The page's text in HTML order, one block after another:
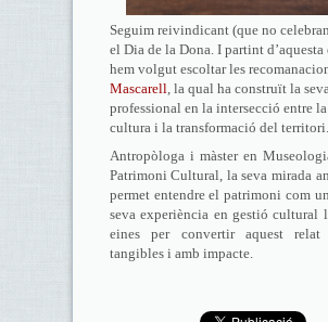
Seguim reivindicant (que no
el Dia de la Dona. I partint d’aquesta
hem volgut escoltar les
Mascarell, la qual ha construït la
professional en la intersecció entre
cultura i la transformació del territori.
Antropòloga i màster en
Patrimoni Cultural, la seva mirada
permet entendre el patrimoni com
seva experiència en gestió cultural
eines per convertir aquest relat
tangibles i amb impacte.